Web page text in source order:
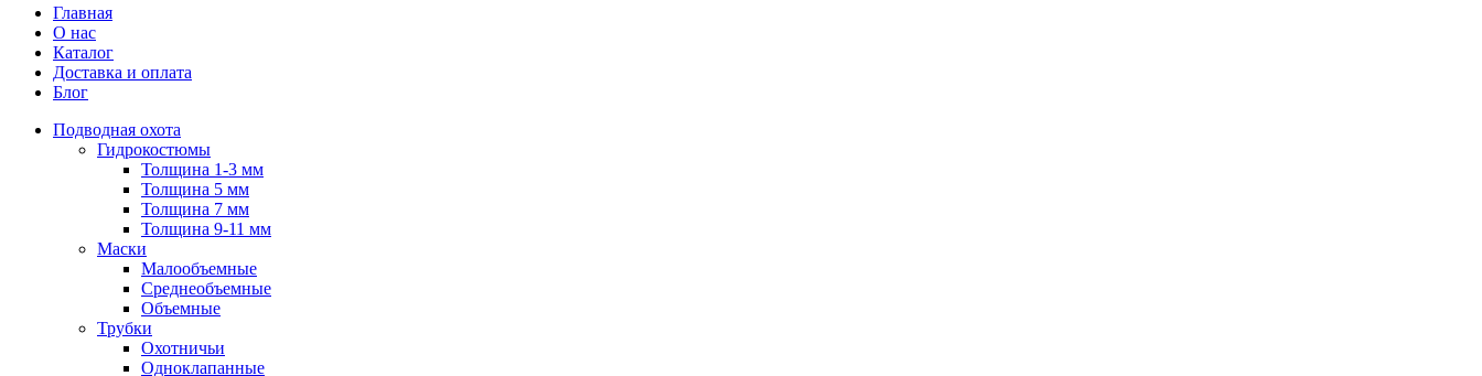
Главная
О нас
Каталог
Доставка и оплата
Блог
Подводная охота
Гидрокостюмы
Толщина 1-3 мм
Толщина 5 мм
Толщина 7 мм
Толщина 9-11 мм
Маски
Малообъемные
Среднеобъемные
Объемные
Трубки
Охотничьи
Одноклапанные